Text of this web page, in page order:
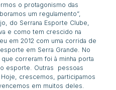
o protagonismo das
um regulamento”,
do Serrana Esporte Clube,
e como tem crescido na
em 2012 com uma corrida de
em Serra Grande. No
correram foi à minha porta
esporte. Outras pessoas
crescemos, participamos
em muitos deles.